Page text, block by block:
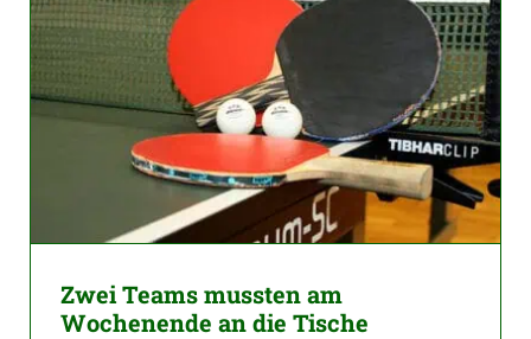
Zwei Teams mussten am
Wochenende an die Tische